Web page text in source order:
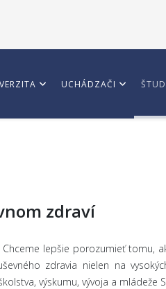
UCHÁDZAČI
zdraví
lepšie porozumieť tomu,
zdravia nielen na
výskumu, vývoja a mládeže